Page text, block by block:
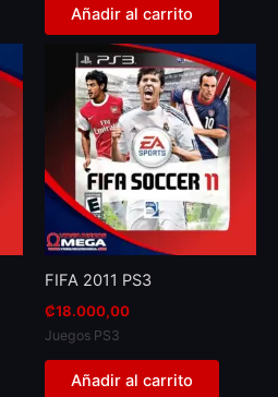
Añadir al carrito
FIFA 2011 PS3
₡18.000,00
Juegos PS3
Añadir al carrito